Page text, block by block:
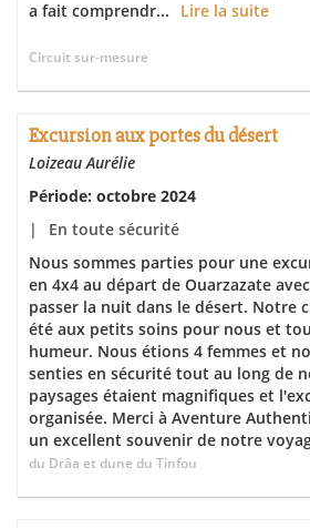
a fait comprendr...
Lire la suite
Circuit sur-mesure
Excursion aux portes du désert
Loizeau Aurélie
Période: octobre 2024
|
En toute sécurité
Nous sommes parties pour une
en 4x4 au départ de Ouarzazate
passer la nuit dans le désert. Notre
été aux petits soins pour nous et
humeur. Nous étions 4 femmes et
senties en sécurité tout au long de
paysages étaient magnifiques et
organisée. Merci à Aventure
un excellent souvenir de notre
du Drâa et dune du Tinfou